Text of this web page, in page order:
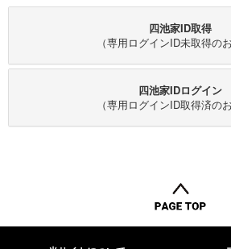
四池家ID取得
（専用ログインID未取得の
四池家IDログイン
（専用ログインID取得済の